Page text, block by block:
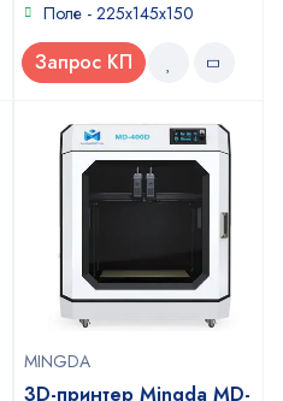
Поле - 225x145x150
Запрос КП
MINGDA
3D-принтер Mingda MD-